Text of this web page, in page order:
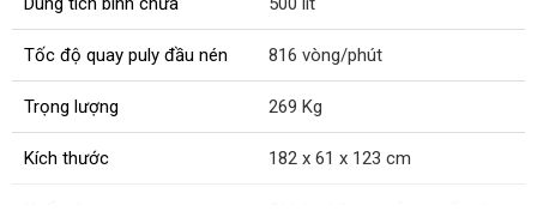
Tốc độ quay puly đầu nén 816 vòng/phút
Trọng lượng 269 Kg
Kích thước 182 x 61 x 123 cm